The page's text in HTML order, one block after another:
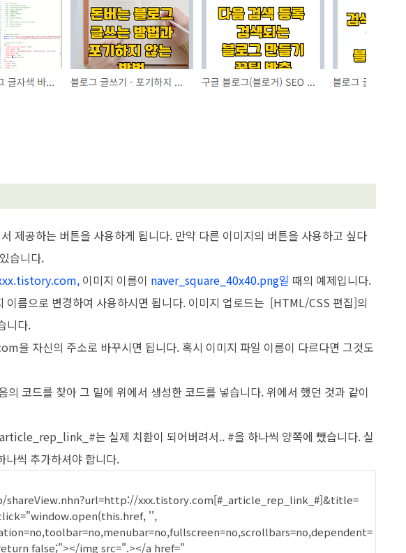
제공하는 버튼을 사용하게 됩니다. 만약 다른 이미지의 버튼을 사용하고 싶다
습니다.
이미지 이름이 naver_square_40x40.png일 때의 예제입니다.
이름으로 변경하여 사용하시면 됩니다. 이미지 업로드는 [HTML/CSS 편집]의
니다.
을 자신의 주소로 바꾸시면 됩니다. 혹시 이미지 파일 이름이 다르다면 그것도
코드를 찾아 그 밑에 위에서 생성한 코드를 넣습니다. 위에서 했던 것과 같이
는 실제 치환이 되어버려서.. #을 하나씩 양쪽에 뺐습니다. 실
나씩 추가하셔야 합니다.
xxx.tistory.com[#_article_rep_link_#]&title=
'',
false;"></img src=".></a href="